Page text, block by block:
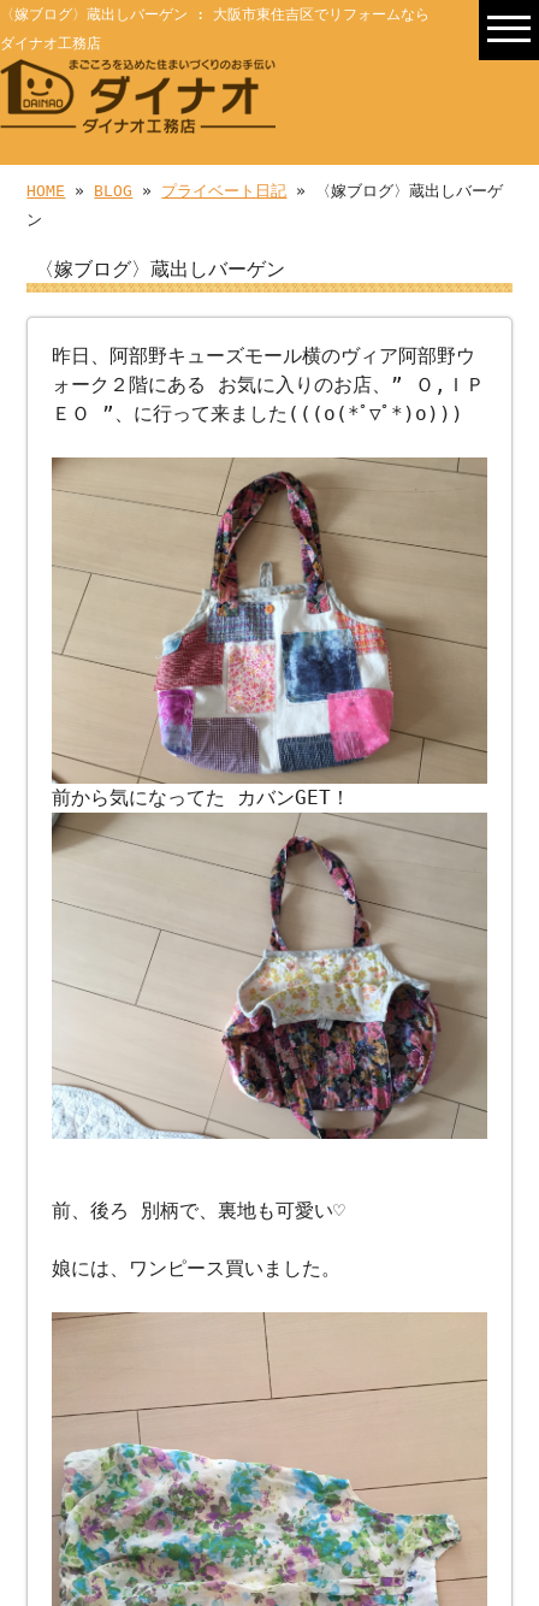
〈嫁ブログ〉蔵出しバーゲン : 大阪市東住吉区でリフォームなら
ダイナオ工務店
HOME » BLOG » プライベート日記 » 〈嫁ブログ〉蔵出しバーゲ
ン
〈嫁ブログ〉蔵出しバーゲン
昨日、阿部野キューズモール横のヴィア阿部野ウ
ォーク２階にある お気に入りのお店、” Ｏ,ＩＰ
ＥＯ ”、に行って来ました(((o(*ﾟ▽ﾟ*)o)))
前から気になってた カバンGET！
前、後ろ 別柄で、裏地も可愛い♡
娘には、ワンピース買いました。